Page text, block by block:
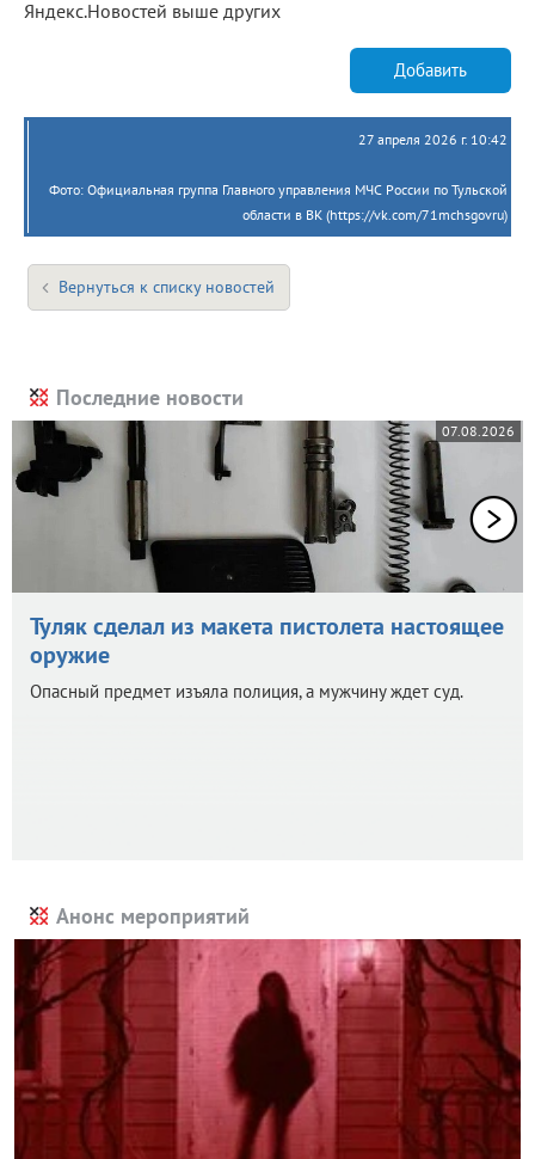
Яндекс.Новостей выше других
Добавить
27 апреля 2026 г. 10:42
Фото: Официальная группа Главного управления МЧС России по Тульской
области в ВК (https://vk.com/71mchsgovru)
Вернуться к списку новостей
Последние новости
07.08.2026
Туляк сделал из макета пистолета настоящее
оружие
Опасный предмет изъяла полиция, а мужчину ждет суд.
Анонс мероприятий